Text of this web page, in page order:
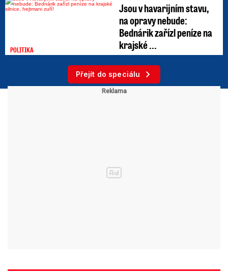
POLITIKA
Jsou v havarijním stavu,
na opravy nebude:
Bednárik zařízl peníze na
krajské ...
Přejít do speciálu